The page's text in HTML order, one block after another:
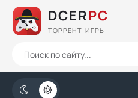
DCERPC
ТОРРЕНТ-ИГРЫ